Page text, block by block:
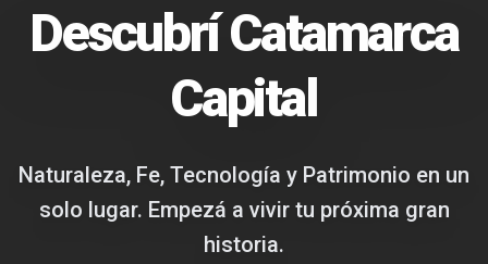
Descubrí Catamarca
Capital
Naturaleza, Fe, Tecnología y Patrimonio en un
solo lugar. Empezá a vivir tu próxima gran
historia.